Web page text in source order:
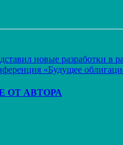
новые разработки в
«Будущее
ОТ АВТОРА